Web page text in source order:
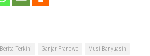
Berita Terkini Ganjar Pranowo
Musi Banyuasin